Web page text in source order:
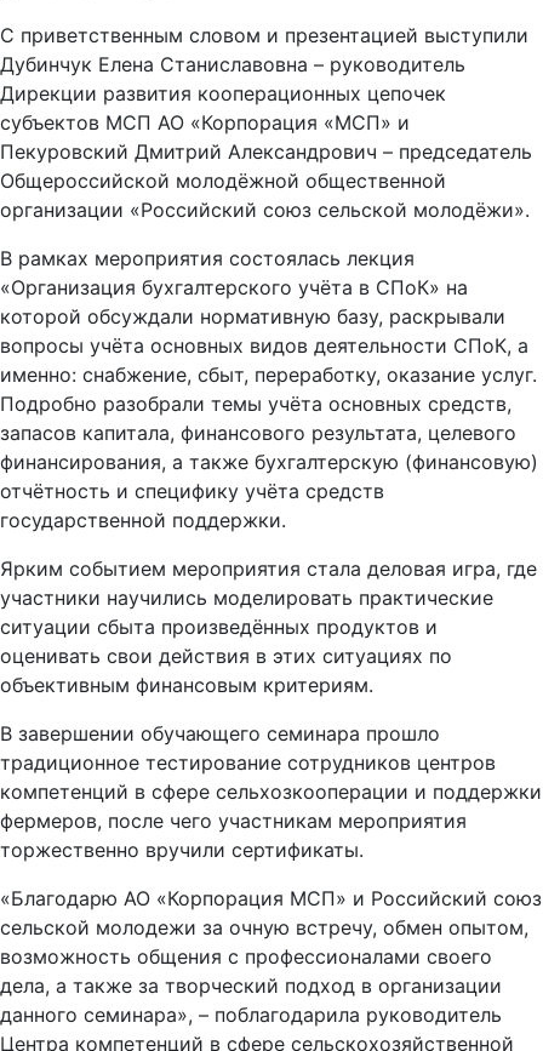
С приветственным словом и презентацией выступили
Дубинчук Елена Станиславовна – руководитель
Дирекции развития кооперационных цепочек
субъектов МСП АО «Корпорация «МСП» и
Пекуровский Дмитрий Александрович – председатель
Общероссийской молодёжной общественной
организации «Российский союз сельской молодёжи».
В рамках мероприятия состоялась лекция
«Организация бухгалтерского учёта в СПоК» на
которой обсуждали нормативную базу, раскрывали
вопросы учёта основных видов деятельности СПоК, а
именно: снабжение, сбыт, переработку, оказание услуг.
Подробно разобрали темы учёта основных средств,
запасов капитала, финансового результата, целевого
финансирования, а также бухгалтерскую (финансовую)
отчётность и специфику учёта средств
государственной поддержки.
Ярким событием мероприятия стала деловая игра, где
участники научились моделировать практические
ситуации сбыта произведённых продуктов и
оценивать свои действия в этих ситуациях по
объективным финансовым критериям.
В завершении обучающего семинара прошло
традиционное тестирование сотрудников центров
компетенций в сфере сельхозкооперации и поддержки
фермеров, после чего участникам мероприятия
торжественно вручили сертификаты.
«Благодарю АО «Корпорация МСП» и Российский союз
сельской молодежи за очную встречу, обмен опытом,
возможность общения с профессионалами своего
дела, а также за творческий подход в организации
данного семинара», – поблагодарила руководитель
Центра компетенций в сфере сельскохозяйственной